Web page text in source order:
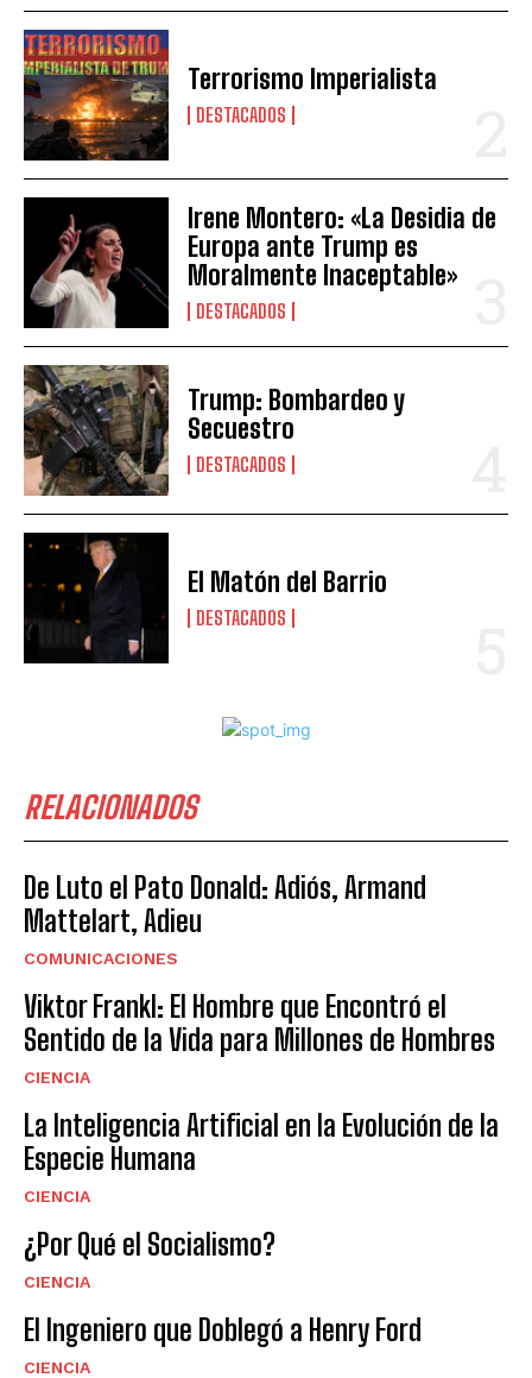
Terrorismo Imperialista
DESTACADOS
Irene Montero: «La Desidia de
Europa ante Trump es
Moralmente Inaceptable»
DESTACADOS
Trump: Bombardeo y
Secuestro
DESTACADOS
El Matón del Barrio
DESTACADOS
RELACIONADOS
De Luto el Pato Donald: Adiós, Armand
Mattelart, Adieu
COMUNICACIONES
Viktor Frankl: El Hombre que Encontró el
Sentido de la Vida para Millones de Hombres
CIENCIA
La Inteligencia Artificial en la Evolución de la
Especie Humana
CIENCIA
¿Por Qué el Socialismo?
CIENCIA
El Ingeniero que Doblegó a Henry Ford
CIENCIA